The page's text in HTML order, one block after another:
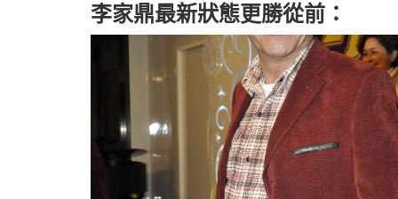
李家鼎最新狀態更勝從前：